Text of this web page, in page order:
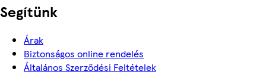
Segítünk
Árak
Biztonságos online rendelés
Általános Szerződési Feltételek